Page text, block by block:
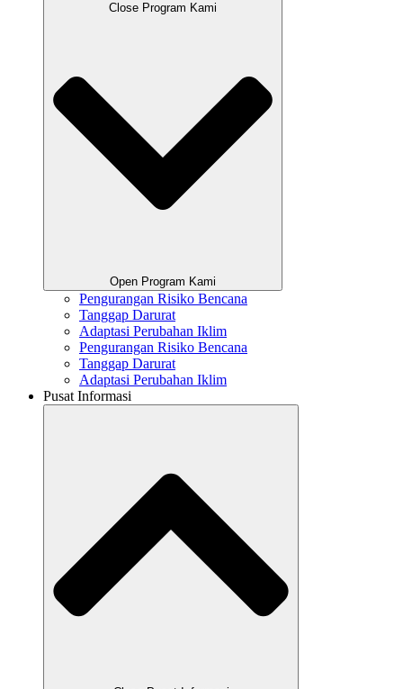
Close Program Kami
Open Program Kami
Pengurangan Risiko Bencana
Tanggap Darurat
Adaptasi Perubahan Iklim
Pengurangan Risiko Bencana
Tanggap Darurat
Adaptasi Perubahan Iklim
Pusat Informasi